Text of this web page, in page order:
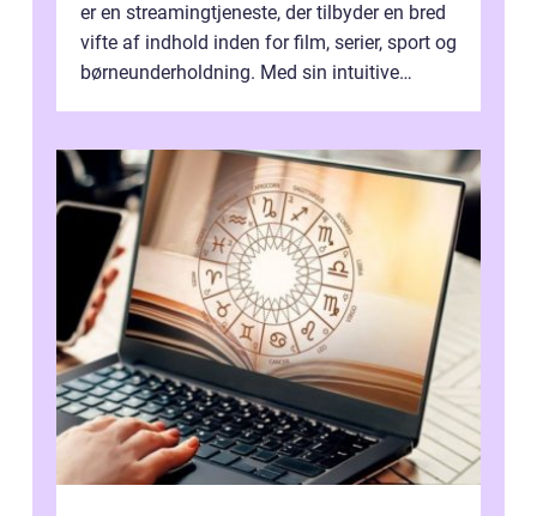
er en streamingtjeneste, der tilbyder en bred
vifte af indhold inden for film, serier, sport og
børneunderholdning. Med sin intuitive